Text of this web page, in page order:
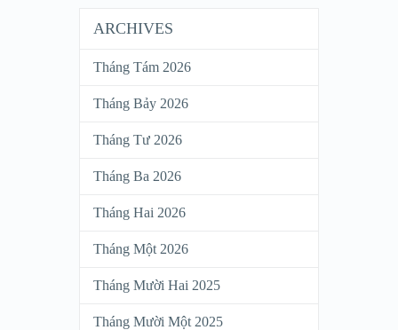
ARCHIVES
Tháng Tám 2026
Tháng Bảy 2026
Tháng Tư 2026
Tháng Ba 2026
Tháng Hai 2026
Tháng Một 2026
Tháng Mười Hai 2025
Tháng Mười Một 2025